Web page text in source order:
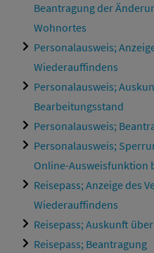
Beantragung der
Wohnortes
Personalausweis;
Wiederauffindens
Personalausweis;
Bearbeitungsstand
Personalausweis;
Personalausweis;
Online-Ausweisfunktion
Reisepass; Anzeige des
Wiederauffindens
Reisepass; Auskunft
Reisepass; Beantragung